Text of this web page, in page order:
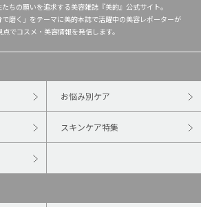
たちの願いを追求する美容雑誌『美的』公式サイト。
で磨く」をテーマに美的本誌で活躍中の美容レポーターが
点でコスメ・美容情報を発信します。
お悩み別ケア
スキンケア特集